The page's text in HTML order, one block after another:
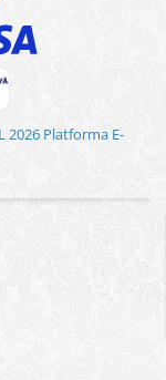
2026 Platforma E-